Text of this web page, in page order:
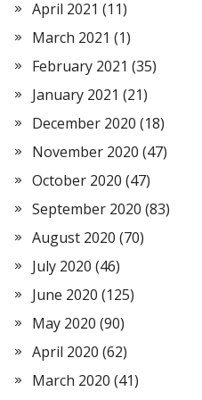
April 2021 (11)
March 2021 (1)
February 2021 (35)
January 2021 (21)
December 2020 (18)
November 2020 (47)
October 2020 (47)
September 2020 (83)
August 2020 (70)
July 2020 (46)
June 2020 (125)
May 2020 (90)
April 2020 (62)
March 2020 (41)